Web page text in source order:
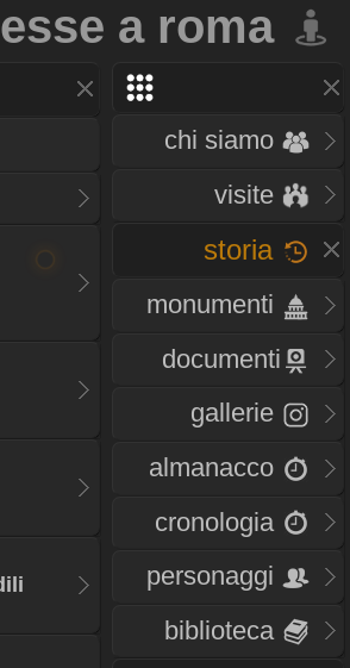
a roma
chi siamo
visite
storia
monumenti
documenti
gallerie
almanacco
cronologia
personaggi
biblioteca